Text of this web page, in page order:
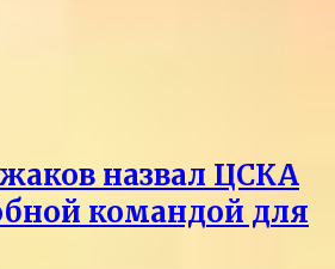
назвал ЦСКА
командой для